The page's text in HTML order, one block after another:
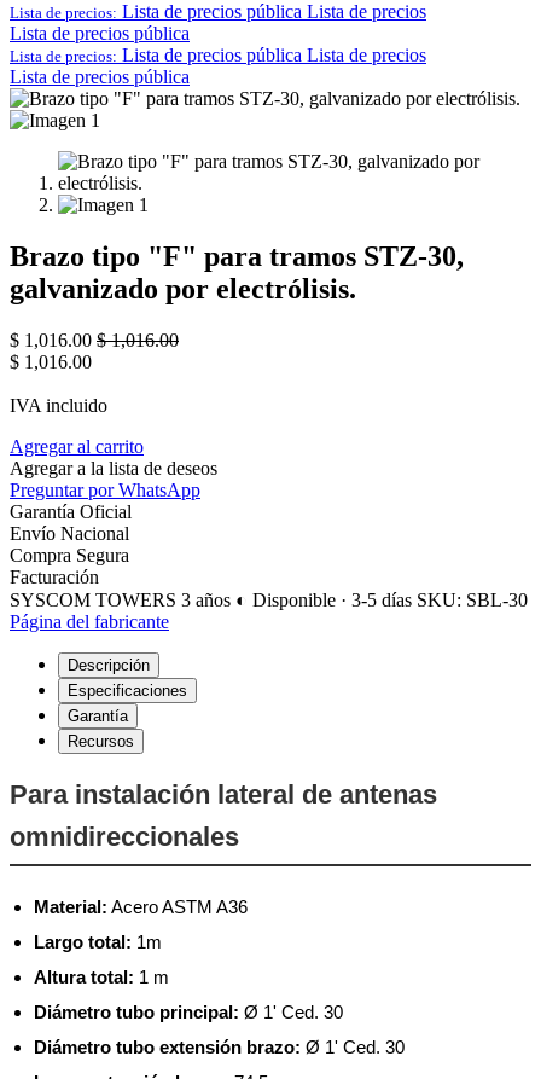
Lista de precios: Lista de precios pública Lista de precios
Lista de precios pública
Lista de precios: Lista de precios pública Lista de precios
Lista de precios pública
Brazo tipo "F" para tramos STZ-30,
galvanizado por electrólisis.
$ 1,016.00 $1,016.00
$ 1,016.00
IVA incluido
Agregar al carrito
Agregar a la lista de deseos
Preguntar por WhatsApp
Garantía Oficial
Envío Nacional
Compra Segura
Facturación
SYSCOM TOWERS 3 años ◐ Disponible · 3-5 días SKU: SBL-30
Página del fabricante
Descripción
Especificaciones
Garantía
Recursos
Para instalación lateral de antenas
omnidireccionales
Material: Acero ASTM A36
Largo total: 1m
Altura total: 1 m
Diámetro tubo principal: Ø 1' Ced. 30
Diámetro tubo extensión brazo: Ø 1' Ced. 30